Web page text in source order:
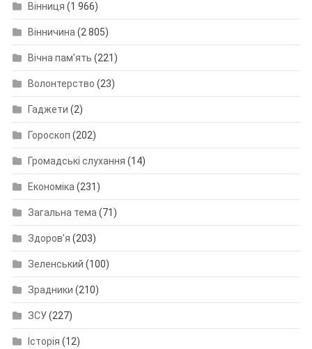
Вінниця (1 966)
Вінничина(2 805)
Вічна пам'ять (221)
Волонтерство (23)
Гаджети (2)
Гороскоп (202)
Громадські слухання (14)
Економіка(231)
Загальна тема(71)
Здоров'я (203)
Зеленський (100)
Зрадники (210)
ЗСУ(227)
Історія (12)